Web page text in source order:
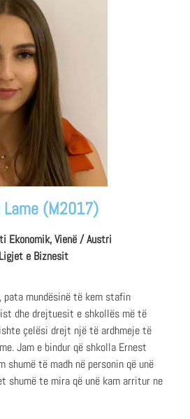
Lame (M2017)
Ekonomik, Vienë / Austri
Ligjet e Biznesit
mundësinë të kem stafin
dhe drejtuesit e shkollës më të
çelësi drejt një të ardhmeje të
Jam e bindur që shkolla Ernest
shumë të madh në personin që unë
shumë te mira që unë kam arritur ne